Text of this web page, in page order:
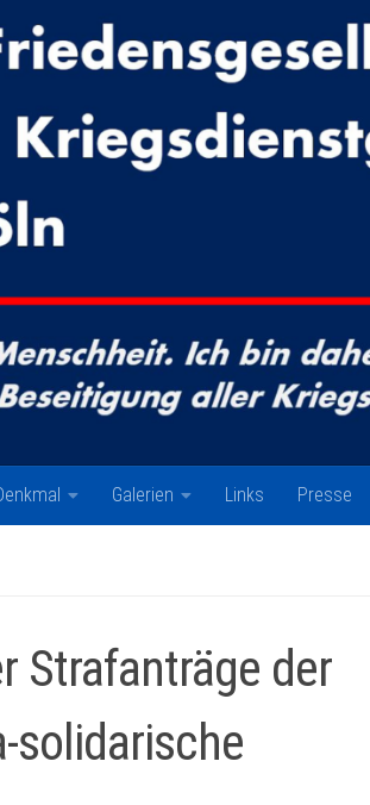
Galerien Links Presse
Strafanträge der
solidarische